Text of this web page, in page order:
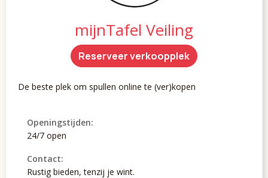
mijnTafel Veiling
Reserveer verkoopplek
De beste plek om spullen online te (ver)kopen
Openingstijden:
24/7 open
Contact:
Rustig bieden, tenzij je wint.